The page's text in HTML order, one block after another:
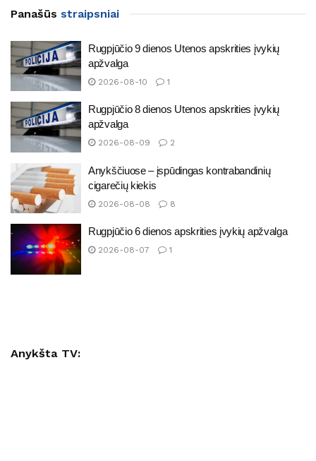
Panašūs straipsniai
Rugpjūčio 9 dienos Utenos apskrities įvykių
apžvalga
2026-08-10 1
Rugpjūčio 8 dienos Utenos apskrities įvykių
apžvalga
2026-08-09 2
Anykščiuose – įspūdingas kontrabandinių
cigarečių kiekis
2026-08-08 8
Rugpjūčio 6 dienos apskrities įvykių apžvalga
2026-08-07 1
Anykšta TV: